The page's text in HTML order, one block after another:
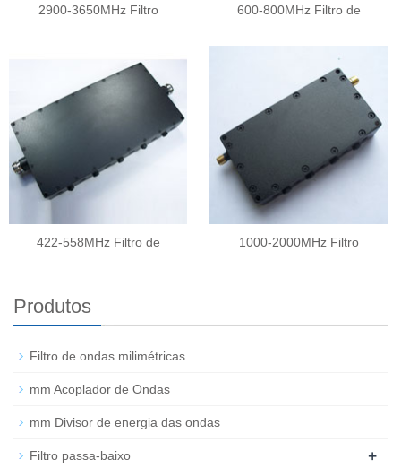
2900-3650MHz Filtro 600-800MHz Filtro de
422-558MHz Filtro de 1000-2000MHz Filtro
Produtos
Filtro de ondas milimétricas
mm Acoplador de Ondas
mm Divisor de energia das ondas
Filtro passa-baixo +